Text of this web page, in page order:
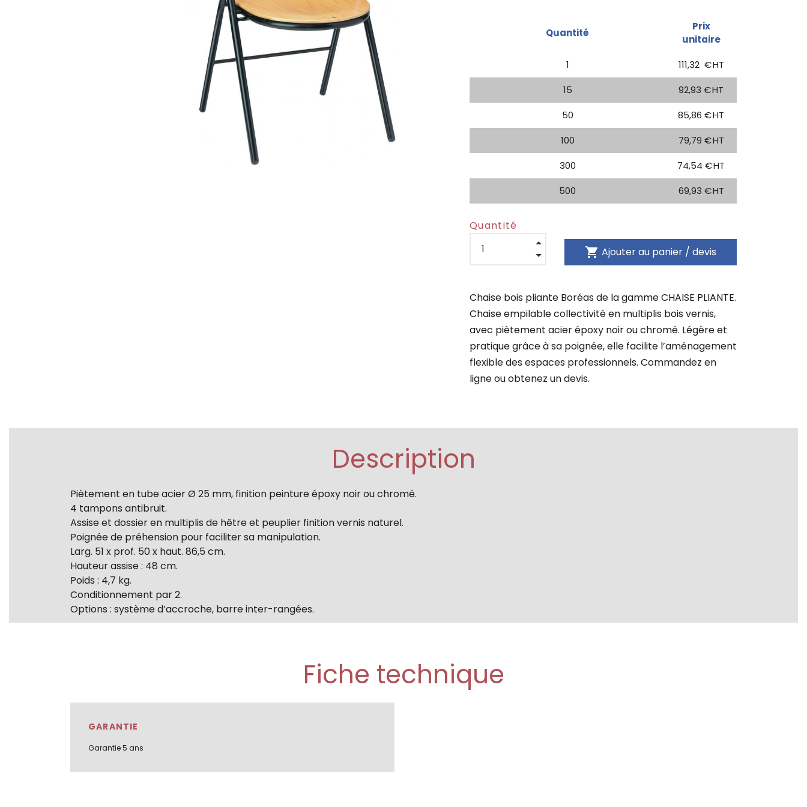
Quantité
Prix
unitaire
1
111,32 € HT
15
92,93 € HT
50
85,86 € HT
100
79,79 € HT
300
74,54 € HT
500
69,93 € HT
Quantité
shopping_cart Ajouter au panier / devis
Chaise bois pliante Boréas de la gamme CHAISE PLIANTE.
Chaise empilable collectivité en multiplis bois vernis,
avec piètement acier époxy noir ou chromé. Légère et
pratique grâce à sa poignée, elle facilite l’aménagement
flexible des espaces professionnels. Commandez en
ligne ou obtenez un devis.
Description
Piètement en tube acier Ø 25 mm, finition peinture époxy noir ou chromé.
4 tampons antibruit.
Assise et dossier en multiplis de hêtre et peuplier finition vernis naturel.
Poignée de préhension pour faciliter sa manipulation.
Larg. 51 x prof. 50 x haut. 86,5 cm.
Hauteur assise : 48 cm.
Poids : 4,7 kg.
Conditionnement par 2.
Options : système d’accroche, barre inter-rangées.
Fiche technique
GARANTIE
Garantie 5 ans